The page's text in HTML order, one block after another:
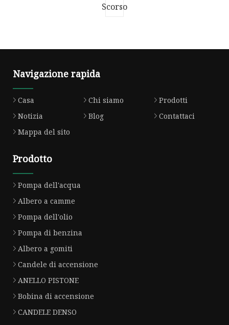
Scorso
Navigazione rapida
Casa Chi siamo
Prodotti
Notizia
Blog
Contattaci
Mappa del sito
Prodotto
Pompa dell'acqua
Albero a camme
Pompa dell'olio
Pompa di benzina
Albero a gomiti
Candele di accensione
ANELLO PISTONE
Bobina di accensione
CANDELE DENSO